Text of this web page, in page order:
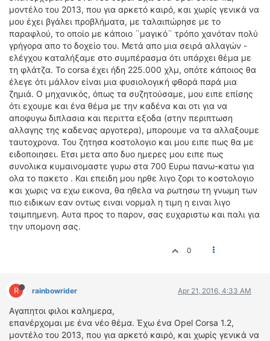
μοντέλο του 2013, που για αρκετό καιρό, και χωρίς γενικά να
μου έχει βγάλει προβλήματα, με ταλαιπώρησε με το
παραφλού, το οποίο με κάποιο ¨μαγικό¨ τρόπο χανόταν πολύ
γρήγορα απο το δοχείο του. Μετά απο μια σειρά αλλαγών -
ελέγχου καταλήξαμε στο συμπέρασμα ότι υπάρχει θέμα με
τη φλάτζα. Το corsa έχει ήδη 225.000 χλμ, οπότε κάποιος θα
έλεγε ότι μάλλον είναι μια φυσιολογική φθορά παρά μια
ζημιά. Ο μηχανικός, όπως τα συζητούσαμε, μου ειπε επίσης
ότι εχουμε και ένα θέμα με την καδένα και οτι για να
αποφυγω διπλασια και περιττα εξοδα (στην περιπτωση
αλλαγης της καδενας αργοτερα), μπορουμε να τα αλλαξουμε
ταυτοχρονα. Του ζητησα κοστολογιο και μου ειπε πως θα με
ειδοποιησει. Ετσι μετα απο δυο ημερες μου ειπε πως
συνολικα κυμαινομαστε γυρω στα 700 Ευρω πανω-κατω για
ολα το πακετο . Και επειδη μου ηρθε λιγο ζορι το κοστολογιο
και χωρις να εχω εικονα, θα ηθελα να ρωτησω τη γνωμη των
πιο ειδικων εαν οντως ειναι νορμαλ η τιμη η ειναι λιγο
τσιμπημενη. Αυτα προς το παρον, σας ευχαριστω και παλι για
την υπομονη σας.
0
R rainbowrider Apr 21, 2016, 4:33 AM
Αγαπητοι φιλοι καλημερα,
επανέρχομαι με ένα νέο θέμα. Έχω ένα Opel Corsa 1.2,
μοντέλο του 2013, που για αρκετό καιρό, και χωρίς γενικά να
ΟΔΟΙΠΟΡΙΚΑ
VIDEO
4TTV
ΝΕΑ ΜΟΝΤΕΛΑ
ΑΓΩΝΕΣ
CANDID CAMERA
ΤΕΧΝΟΛΟΓΙΑ
ΕΙΔΗΣΕΙΣ – ΠΑΡΟΥΣΙΑΣΕΙΣ
ΛΕΞΙΚΟ
ΠΕΡΙΒΑΛΛΟΝ
ΔΟΚΙΜΕΣ – ΠΑΡΟΥΣΙΑΣΕΙΣ
ΔΙΕΘΝΕΙΣ ΑΓΩΝΕΣ
ΕΛΛΗΝΙΚΟΙ ΑΓΩΝΕΣ
ΤΙΜΕΣ